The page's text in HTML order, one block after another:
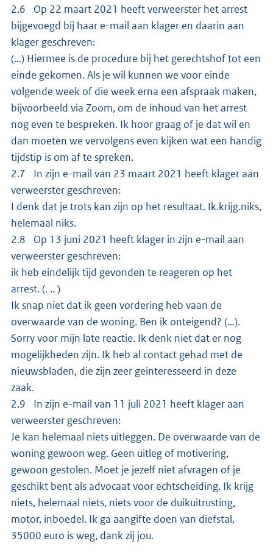
2.6 Op 22 maart 2021 heeft verweerster het arrest
bijgevoegd bij haar e-mail aan klager en daarin aan
klager geschreven:
(…) Hiermee is de procedure bij het gerechtshof tot een
einde gekomen. Als je wil kunnen we voor einde
volgende week of die week erna een afspraak maken,
bijvoorbeeld via Zoom, om de inhoud van het arrest
nog even te bespreken. Ik hoor graag of je dat wil en
dan moeten we vervolgens even kijken wat een handig
tijdstip is om af te spreken.
2.7 In zijn e-mail van 23 maart 2021 heeft klager aan
verweerster geschreven:
I denk dat je trots kan zijn op het resultaat. Ik.krijg.niks,
helemaal niks.
2.8 Op 13 juni 2021 heeft klager in zijn e-mail aan
verweerster geschreven:
ik heb eindelijk tijd gevonden te reageren op het
arrest. (. .. )
Ik snap niet dat ik geen vordering heb vaan de
overwaarde van de woning. Ben ik onteigend? (…).
Sorry voor mijn late reactie. Ik denk niet dat er nog
mogelijkheden zijn. Ik heb al contact gehad met de
nieuwsbladen, die zijn zeer geinteresseerd in deze
zaak.
2.9 In zijn e-mail van 11 juli 2021 heeft klager aan
verweerster geschreven:
Je kan helemaal niets uitleggen. De overwaarde van de
woning gewoon weg. Geen uitleg of motivering,
gewoon gestolen. Moet je jezelf niet afvragen of je
geschikt bent als advocaat voor echtscheiding. Ik krijg
niets, helemaal niets, niets voor de duikuitrusting,
motor, inboedel. Ik ga aangifte doen van diefstal,
35000 euro is weg, dank zij jou.